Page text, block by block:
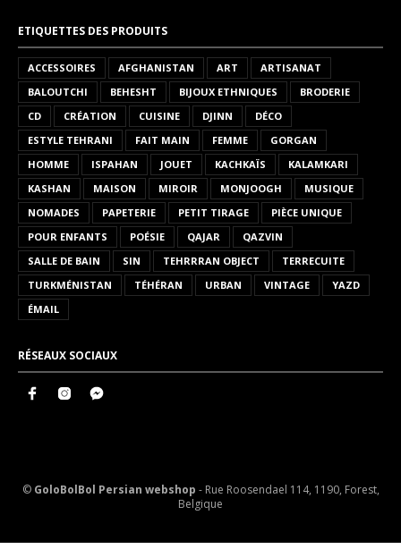
ETIQUETTES DES PRODUITS
ACCESSOIRES AFGHANISTAN ART
ARTISANAT
BALOUTCHI
BEHESHT BIJOUX ETHNIQUES
BRODERIE
CD
CRÉATION CUISINE DJINN
DÉCO
ESTYLE TEHRANI
FAIT MAIN FEMME
GORGAN
HOMME
ISPAHAN JOUET KACHKAÏS
KALAMKARI
KASHAN
MAISON MIROIR MONJOOGH
MUSIQUE
NOMADES
PAPETERIE PETIT TIRAGE
PIÈCE UNIQUE
POUR ENFANTS
POÉSIE QAJAR
QAZVIN
SALLE DE BAIN
SIN TEHRRRAN OBJECT
TERRECUITE
TURKMÉNISTAN
TÉHÉRAN URBAN VINTAGE
YAZD
ÉMAIL
RÉSEAUX SOCIAUX
© GoloBolBol Persian webshop - Rue Roosendael 114, 1190, Forest,
Belgique